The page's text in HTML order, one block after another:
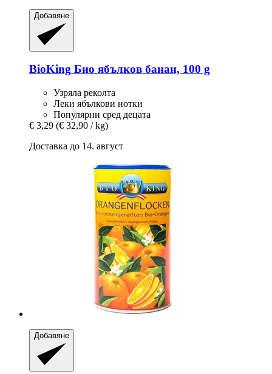
Добавяне
BioKing Био ябълков банан, 100 g
Узряла реколта
Леки ябълкови нотки
Популярни сред децата
€ 3,29 (€ 32,90 / kg)
Доставка до 14. август
Добавяне